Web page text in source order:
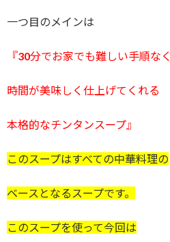
一つ目のメインは
『30分でお家でも難しい手順なく
時間が美味しく仕上げてくれる
本格的なチンタンスープ』
このスープはすべての中華料理の
ベースとなるスープです。
このスープを使って今回は